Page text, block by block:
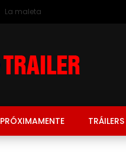
La maleta
PRÓXIMAMENTE TRÁILERS